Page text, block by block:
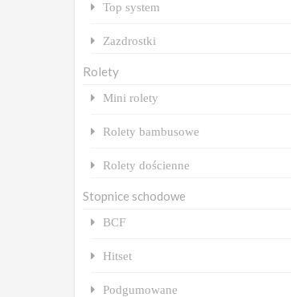
Top system
Zazdrostki
Rolety
Mini rolety
Rolety bambusowe
Rolety dościenne
Stopnice schodowe
BCF
Hitset
Podgumowane